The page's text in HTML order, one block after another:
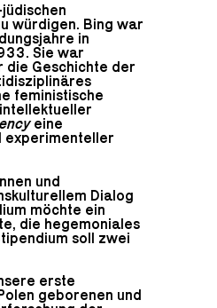
würdigen. Bing war
in
Sie war
die Geschichte der
feministische
eine
experimenteller
und
Dialog
möchte ein
die hegemoniales
soll zwei
erste
geborenen und